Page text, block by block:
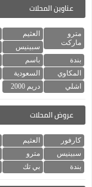
عناوين المحلات
مترو
ماركت
العثيم
سبينيس
بندة
باسم
المكاوي
السعودية
اشلي
دريم 2000
عروض المحلات
كارفور العثيم
سبينيس
مترو
بندة
بي تك